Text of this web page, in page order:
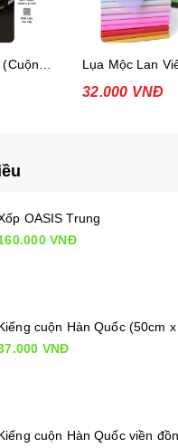
32.000 VNĐ
OASIS Trung
VNĐ
cuộn Hàn Quốc (50cm
VNĐ